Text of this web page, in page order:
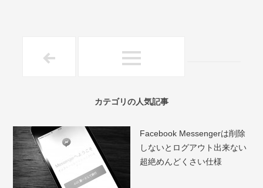
カテゴリの人気記事
Facebook Messengerは削除
しないとログアウト出来ない
超絶めんどくさい仕様